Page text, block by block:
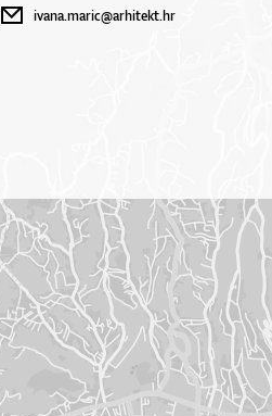
ivana.maric@arhitekt.hr